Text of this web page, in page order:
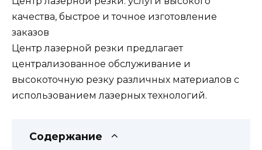
качества, быстрое и точное изготовление
заказов
Центр лазерной резки предлагает
централизованное обслуживание и
высокоточную резку различных материалов с
использованием лазерных технологий.
Содержание